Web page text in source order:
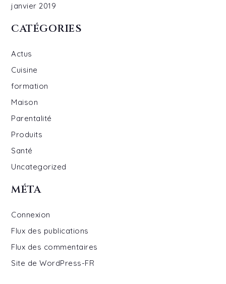
janvier 2019
CATÉGORIES
Actus
Cuisine
formation
Maison
Parentalité
Produits
Santé
Uncategorized
MÉTA
Connexion
Flux des publications
Flux des commentaires
Site de WordPress-FR